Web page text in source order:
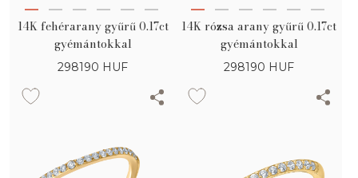
14K fehérarany gyűrű 0.17ct
gyémántokkal
298190 HUF
14K rózsa arany gyűrű 0.17ct
gyémántokkal
298190 HUF